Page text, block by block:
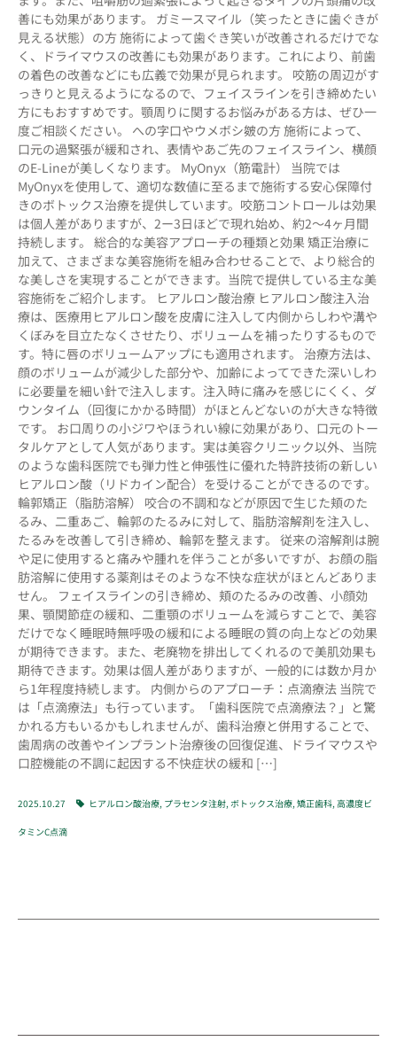
善にも効果があります。 ガミースマイル（笑ったときに歯ぐきが
見える状態）の方 施術によって歯ぐき笑いが改善されるだけでな
く、ドライマウスの改善にも効果があります。これにより、前歯
の着色の改善などにも広義で効果が見られます。 咬筋の周辺がす
っきりと見えるようになるので、フェイスラインを引き締めたい
方にもおすすめです。顎周りに関するお悩みがある方は、ぜひ一
度ご相談ください。 への字口やウメボシ皴の方 施術によって、
口元の過緊張が緩和され、表情やあご先のフェイスライン、横顔
のE-Lineが美しくなります。 MyOnyx（筋電計） 当院では
MyOnyxを使用して、適切な数値に至るまで施術する安心保障付
きのボトックス治療を提供しています。咬筋コントロールは効果
は個人差がありますが、2ー3日ほどで現れ始め、約2〜4ヶ月間
持続します。 総合的な美容アプローチの種類と効果 矯正治療に
加えて、さまざまな美容施術を組み合わせることで、より総合的
な美しさを実現することができます。当院で提供している主な美
容施術をご紹介します。 ヒアルロン酸治療 ヒアルロン酸注入治
療は、医療用ヒアルロン酸を皮膚に注入して内側からしわや溝や
くぼみを目立たなくさせたり、ボリュームを補ったりするもので
す。特に唇のボリュームアップにも適用されます。 治療方法は、
顔のボリュームが減少した部分や、加齢によってできた深いしわ
に必要量を細い針で注入します。注入時に痛みを感じにくく、ダ
ウンタイム（回復にかかる時間）がほとんどないのが大きな特徴
です。 お口周りの小ジワやほうれい線に効果があり、口元のトー
タルケアとして人気があります。実は美容クリニック以外、当院
のような歯科医院でも弾力性と伸張性に優れた特許技術の新しい
ヒアルロン酸（リドカイン配合）を受けることができるのです。
輪郭矯正（脂肪溶解） 咬合の不調和などが原因で生じた頬のた
るみ、二重あご、輪郭のたるみに対して、脂肪溶解剤を注入し、
たるみを改善して引き締め、輪郭を整えます。 従来の溶解剤は腕
や足に使用すると痛みや腫れを伴うことが多いですが、お顔の脂
肪溶解に使用する薬剤はそのような不快な症状がほとんどありま
せん。 フェイスラインの引き締め、頬のたるみの改善、小顔効
果、顎関節症の緩和、二重顎のボリュームを減らすことで、美容
だけでなく睡眠時無呼吸の緩和による睡眠の質の向上などの効果
が期待できます。また、老廃物を排出してくれるので美肌効果も
期待できます。効果は個人差がありますが、一般的には数か月か
ら1年程度持続します。 内側からのアプローチ：点滴療法 当院で
は「点滴療法」も行っています。「歯科医院で点滴療法？」と驚
かれる方もいるかもしれませんが、歯科治療と併用することで、
歯周病の改善やインプラント治療後の回復促進、ドライマウスや
口腔機能の不調に起因する不快症状の緩和 […]
2025.10.27 ヒアルロン酸治療, プラセンタ注射,ボトックス治療,矯正歯科,高濃度ビ
タミンC点滴